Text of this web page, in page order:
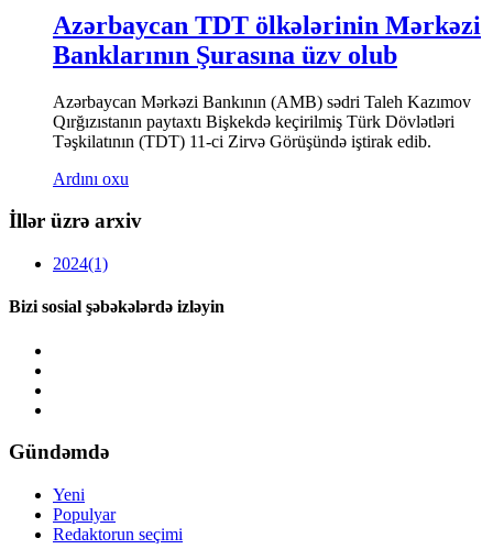
Azərbaycan TDT ölkələrinin Mərkəzi
Banklarının Şurasına üzv olub
Azərbaycan Mərkəzi Bankının (AMB) sədri Taleh Kazımov
Qırğızıstanın paytaxtı Bişkekdə keçirilmiş Türk Dövlətləri
Təşkilatının (TDT) 11-ci Zirvə Görüşündə iştirak edib.
Ardını oxu
İllər üzrə arxiv
2024(1)
Bizi sosial şəbəkələrdə izləyin
Gündəmdə
Yeni
Populyar
Redaktorun seçimi